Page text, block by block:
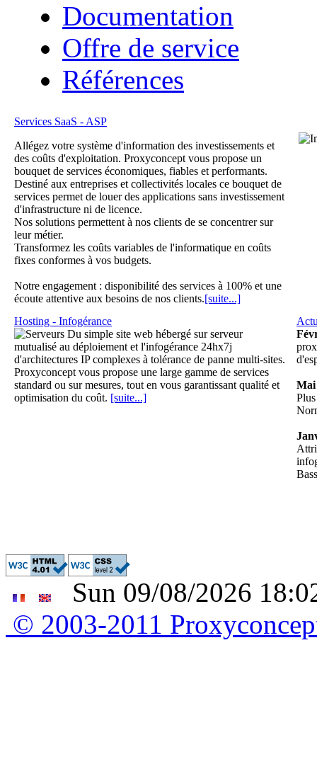
Documentation
Offre de service
Références
Services SaaS - ASP
Allégez votre système d'information des investissements et
des coûts d'exploitation. Proxyconcept vous propose un
bouquet de services économiques, fiables et performants.
Destiné aux entreprises et collectivités locales ce bouquet de
services permet de louer des applications sans investissement
d'infrastructure ni de licence.
Nos solutions permettent à nos clients de se concentrer sur
leur métier.
Transformez les coûts variables de l'informatique en coûts
fixes conformes à vos budgets.
Notre engagement : disponibilité des services à 100% et une
écoute attentive aux besoins de nos clients.[suite...]
Hosting - Infogérance
Du simple site web hébergé sur serveur
mutualisé au déploiement et l'infogérance 24hx7j
d'architectures IP complexes à tolérance de panne multi-sites.
Proxyconcept vous propose une large gamme de services
standard ou sur mesures, tout en vous garantissant qualité et
optimisation du coût. [suite...]
Mai
Sun 09/08/2026
© 2003-2011